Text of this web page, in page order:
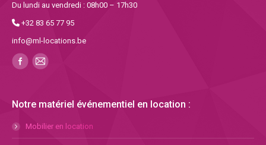
Du lundi au vendredi : 08h00 – 17h30
+32 83 65 77 95
info@ml-locations.be
Notre matériel événementiel en location :
Mobilier en location